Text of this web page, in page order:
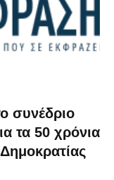
συνέδριο
τα 50 χρόνια